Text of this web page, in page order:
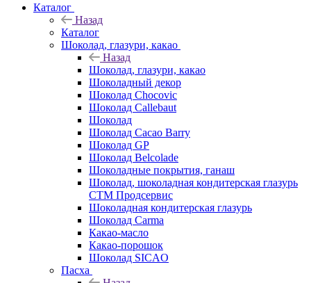
Каталог
Назад
Каталог
Шоколад, глазури, какао
Назад
Шоколад, глазури, какао
Шоколадный декор
Шоколад Chocovic
Шоколад Callebaut
Шоколад
Шоколад Cacao Barry
Шоколад GP
Шоколад Belcolade
Шоколадные покрытия, ганаш
Шоколад, шоколадная кондитерская глазурь
СТМ Продсервис
Шоколадная кондитерская глазурь
Шоколад Carma
Какао-масло
Какао-порошок
Шоколад SICAO
Пасха